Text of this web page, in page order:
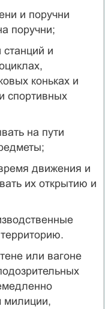
и поручни
поручни;
станций и
коньках и
спортивных
на пути
движения и
их открытию и
или вагоне
милиции,